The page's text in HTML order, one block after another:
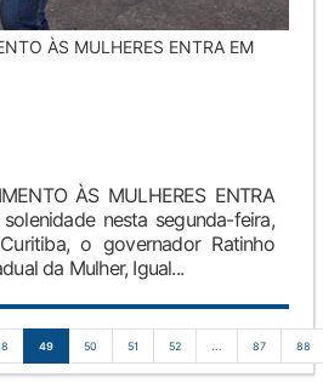
ÀS MULHERES ENTRA EM
ÀS MULHERES ENTRA
nesta segunda-feira,
o governador Ratinho
da Mulher, Igual...
49 50 51 52 ... 87 88